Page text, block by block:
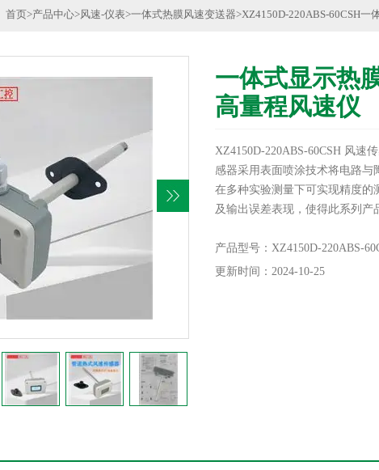
首页>产品中心>风速-仪表>一体式热膜风速变送器>XZ4150D-220ABS-60CSH一
一体式显示热
高量程风速仪
XZ4150D-220ABS-60CSH 风速
感器采用表面喷涂技术将电路与
在多种实验测量下可实现精度的
及输出误差表现，使得此系列产
产品型号：XZ4150D-220ABS-
更新时间：2024-10-25